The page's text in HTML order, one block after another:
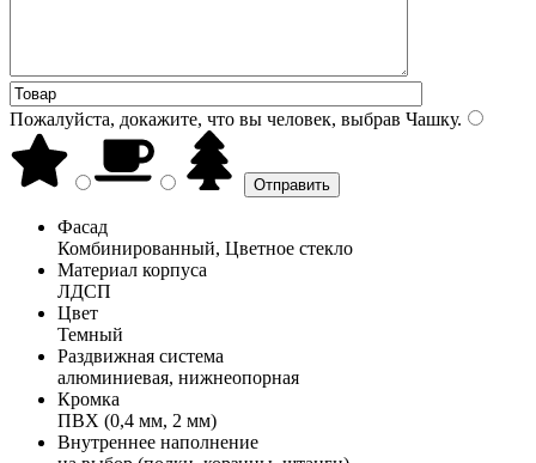
Пожалуйста, докажите, что вы человек, выбрав Чашку.
Фасад
Комбинированный, Цветное стекло
Материал корпуса
ЛДСП
Цвет
Темный
Раздвижная система
алюминиевая, нижнеопорная
Кромка
ПВХ (0,4 мм, 2 мм)
Внутреннее наполнение